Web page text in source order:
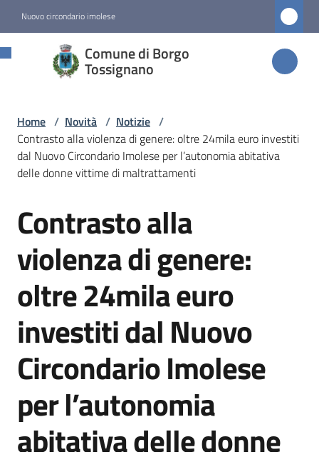
Nuovo circondario imolese
Comune di Borgo
Tossignano
Comune di
Borgo
Amministrazione
Menu selezionato
Servizi
Vivere
Borgo
Tossignano
Servizi
on-
line
Home / Novità / Notizie /
Contrasto alla violenza di genere: oltre 24mila euro investiti
dal Nuovo Circondario Imolese per l’autonomia abitativa
delle donne vittime di maltrattamenti
Salta al contenuto
Contrasto alla
violenza di genere:
oltre 24mila euro
investiti dal Nuovo
Circondario Imolese
per l’autonomia
abitativa delle donne